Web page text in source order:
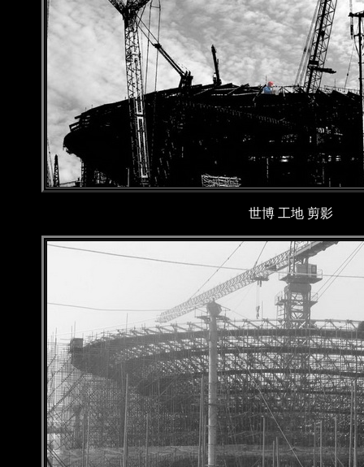
世博 工地 剪影